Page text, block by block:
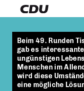
Beim 49. Runden
gab es
ungünstigen
Menschen im
wird diese
eine mögliche